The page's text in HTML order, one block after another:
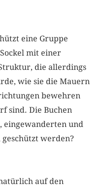
eine Gruppe
mit einer
die allerdings
wie sie die Mauern
bewehren
sind. Die Buchen
eingewanderten und
werden?
auf den